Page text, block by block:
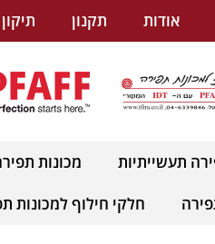
אודות תקנון
תעשייתיות מכונות
חלקי חילוף למכונות